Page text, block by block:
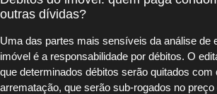
outras dívidas?
Uma das partes mais sensíveis da análise de
imóvel é a responsabilidade por débitos. O
que determinados débitos serão quitados com
arrematação, que serão sub-rogados no preço